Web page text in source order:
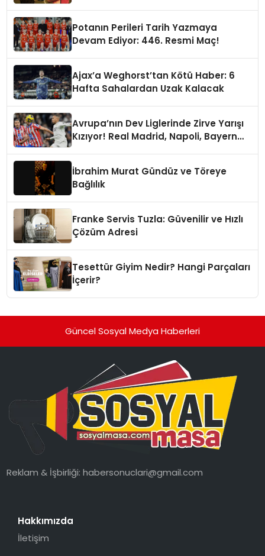
Potanın Perileri Tarih Yazmaya
Devam Ediyor: 446. Resmi Maç!
Ajax’a Weghorst’tan Kötü Haber: 6
Hafta Sahalardan Uzak Kalacak
Avrupa’nın Dev Liglerinde Zirve Yarışı
Kızıyor! Real Madrid, Napoli, Bayern
İbrahim Murat Gündüz ve Töreye
Bağlılık
Franke Servis Tuzla: Güvenilir ve Hızlı
Çözüm Adresi
Tesettür Giyim Nedir? Hangi Parçaları
İçerir?
Güncel Sosyal Medya Haberleri
Reklam & İşbirliği:habersonuclari@gmail.com
Hakkımızda
İletişim